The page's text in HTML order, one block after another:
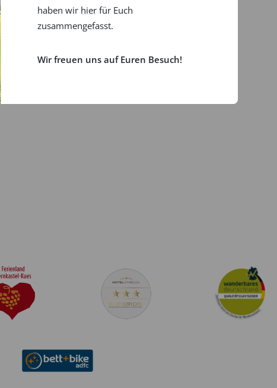
haben wir hierfür Euch
zusammengefasst.
Wir freuen uns auf Euren Besuch!